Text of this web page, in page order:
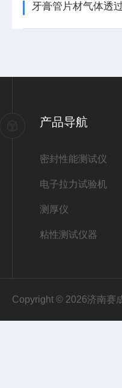
产品导航
密封性能测试仪
电子拉力试验机
测厚仪
粘性测试仪器
Copyright © 2026济南赛